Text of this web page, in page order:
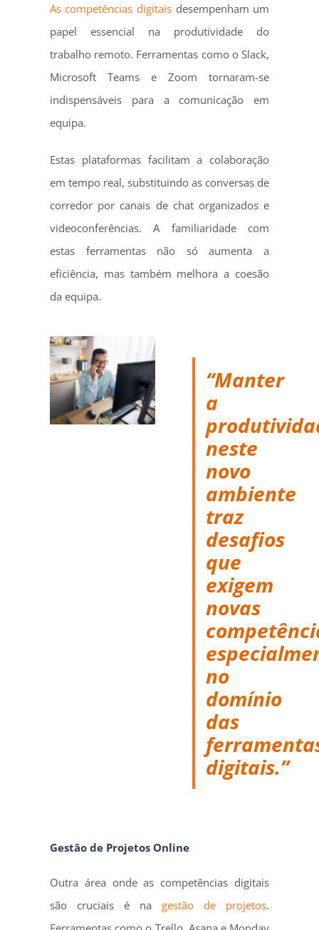
As competências digitais desempenham um
papel essencial na produtividade do
trabalho remoto. Ferramentas como o Slack,
Microsoft Teams e Zoom tornaram-se
indispensáveis para a comunicação em
equipa.
Estas plataformas facilitam a colaboração
em tempo real, substituindo as conversas de
corredor por canais de chat organizados e
videoconferências. A familiaridade com
estas ferramentas não só aumenta a
eficiência, mas também melhora a coesão
da equipa.
“Manter
a
neste
novo
ambiente
traz
desafios
que
exigem
novas
no
domínio
das
digitais.”
Gestão de Projetos Online
Outra área onde as competências digitais
são cruciais é nagestão de projetos.